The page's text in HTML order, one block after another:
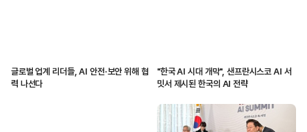
글로벌 업계 리더들, AI 안전·보안 위해 협
력 나선다
"한국 AI 시대 개막", 샌프란시스코 AI 서
밋서 제시된 한국의 AI 전략